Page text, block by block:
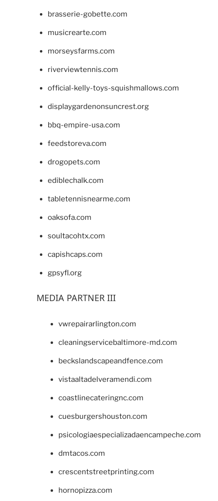
brasserie-gobette.com
musicrearte.com
morseysfarms.com
riverviewtennis.com
official-kelly-toys-squishmallows.com
displaygardenonsuncrest.org
bbq-empire-usa.com
feedstoreva.com
drogopets.com
ediblechalk.com
tabletennisnearme.com
oaksofa.com
soultacohtx.com
capishcaps.com
gpsyfl.org
MEDIA PARTNER III
vwrepairarlington.com
cleaningservicebaltimore-md.com
beckslandscapeandfence.com
vistaaltadelveramendi.com
coastlinecateringnc.com
cuesburgershouston.com
psicologiaespecializadaencampeche.com
dmtacos.com
crescentstreetprinting.com
hornopizza.com